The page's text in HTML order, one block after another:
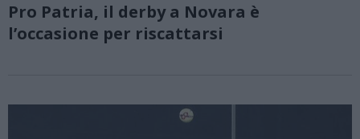
Pro Patria, il derby a Novara è
l’occasione per riscattarsi